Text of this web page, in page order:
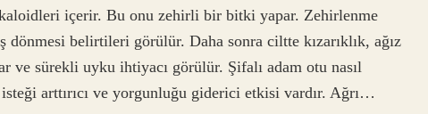
içerir. Bu onu zehirli bir bitki yapar. Zehirlenme
belirtileri görülür. Daha sonra ciltte kızarıklık, ağız
ve sürekli uyku ihtiyacı görülür. Şifalı adam otu nasıl
arttırıcı ve yorgunluğu giderici etkisi vardır. Ağrı…